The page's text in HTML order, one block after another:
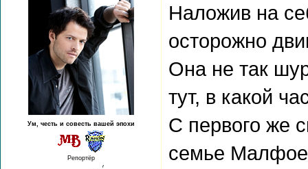
Ум, честь и совесть вашей эпохи
Репортёр
Наложив на
осторожно
Она не так
тут, в какой
С первого же
семье